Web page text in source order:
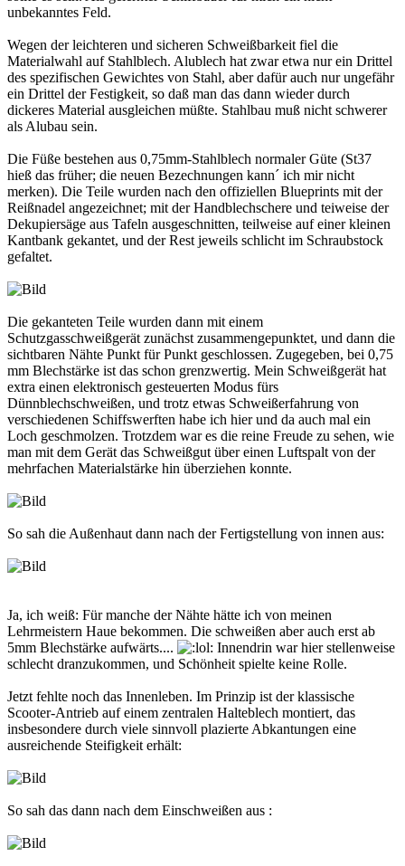
unbekanntes Feld.
Wegen der leichteren und sicheren Schweißbarkeit fiel die
Materialwahl auf Stahlblech. Alublech hat zwar etwa nur ein Drittel
des spezifischen Gewichtes von Stahl, aber dafür auch nur ungefähr
ein Drittel der Festigkeit, so daß man das dann wieder durch
dickeres Material ausgleichen müßte. Stahlbau muß nicht schwerer
als Alubau sein.
Die Füße bestehen aus 0,75mm-Stahlblech normaler Güte (St37
hieß das früher; die neuen Bezechnungen kann´ ich mir nicht
merken). Die Teile wurden nach den offiziellen Blueprints mit der
Reißnadel angezeichnet; mit der Handblechschere und teiweise der
Dekupiersäge aus Tafeln ausgeschnitten, teilweise auf einer kleinen
Kantbank gekantet, und der Rest jeweils schlicht im Schraubstock
gefaltet.
Die gekanteten Teile wurden dann mit einem
Schutzgasschweißgerät zunächst zusammengepunktet, und dann die
sichtbaren Nähte Punkt für Punkt geschlossen. Zugegeben, bei 0,75
mm Blechstärke ist das schon grenzwertig. Mein Schweißgerät hat
extra einen elektronisch gesteuerten Modus fürs
Dünnblechschweißen, und trotz etwas Schweißerfahrung von
verschiedenen Schiffswerften habe ich hier und da auch mal ein
Loch geschmolzen. Trotzdem war es die reine Freude zu sehen, wie
man mit dem Gerät das Schweißgut über einen Luftspalt von der
mehrfachen Materialstärke hin überziehen konnte.
So sah die Außenhaut dann nach der Fertigstellung von innen aus:
Ja, ich weiß: Für manche der Nähte hätte ich von meinen
Lehrmeistern Haue bekommen. Die schweißen aber auch erst ab
5mm Blechstärke aufwärts....
Innendrin war hier stellenweise
schlecht dranzukommen, und Schönheit spielte keine Rolle.
Jetzt fehlte noch das Innenleben. Im Prinzip ist der klassische
Scooter-Antrieb auf einem zentralen Halteblech montiert, das
insbesondere durch viele sinnvoll plazierte Abkantungen eine
ausreichende Steifigkeit erhält:
So sah das dann nach dem Einschweißen aus :